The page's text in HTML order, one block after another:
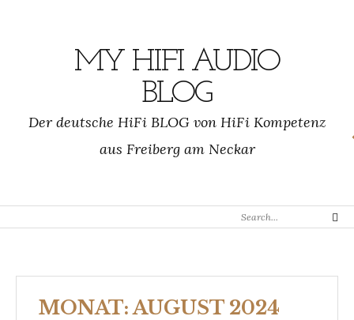
MY HIFI AUDIO
BLOG
Der deutsche HiFi BLOG von HiFi Kompetenz
aus Freiberg am Neckar
Search
Search
MONAT:AUGUST 2024